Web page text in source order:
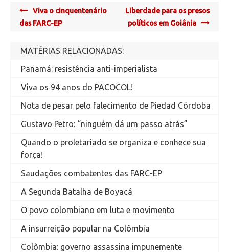
Post
navigation
Viva o cinquentenário
das FARC-EP
Liberdade para os presos
políticos em Goiânia
MATÉRIAS RELACIONADAS:
Panamá: resistência anti-imperialista
Viva os 94 anos do PACOCOL!
Nota de pesar pelo falecimento de Piedad Córdoba
Gustavo Petro: “ninguém dá um passo atrás”
Quando o proletariado se organiza e conhece sua
força!
Saudações combatentes das FARC-EP
A Segunda Batalha de Boyacá
O povo colombiano em luta e movimento
A insurreição popular na Colômbia
Colômbia: governo assassina impunemente